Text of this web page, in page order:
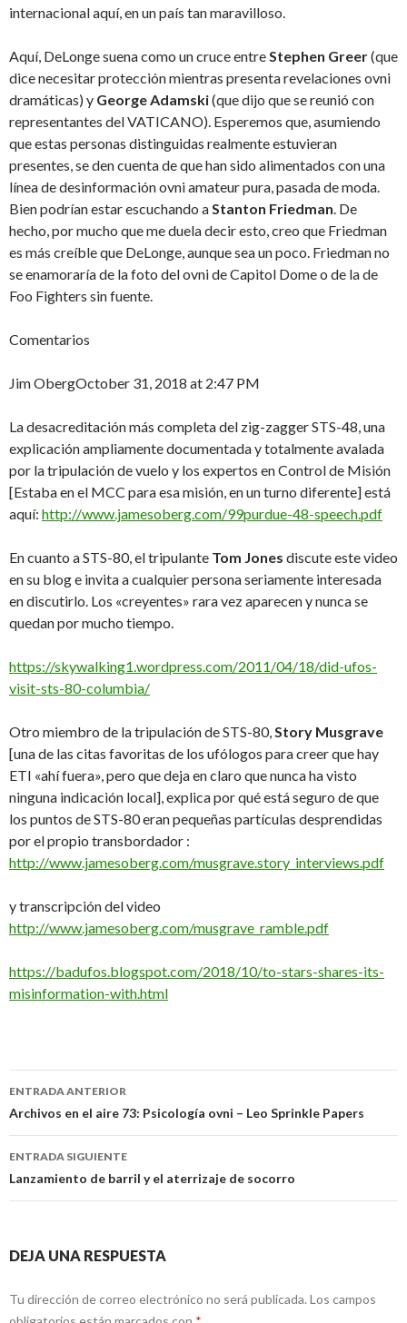
internacional aquí, en un país tan maravilloso.
Aquí, DeLonge suena como un cruce entreStephen Greer(que
dice necesitar protección mientras presenta revelaciones ovni
dramáticas) y George Adamski(que dijo que se reunió con
representantes del VATICANO). Esperemos que, asumiendo
que estas personas distinguidas realmente estuvieran
presentes, se den cuenta de que han sido alimentados con una
línea de desinformación ovni amateur pura, pasada de moda.
Bien podrían estar escuchando aStanton Friedman. De
hecho, por mucho que me duela decir esto, creo que Friedman
es más creíble que DeLonge, aunque sea un poco. Friedman no
se enamoraría de la foto del ovni de Capitol Dome o de la de
Foo Fighters sin fuente.
Comentarios
Jim ObergOctober 31, 2018 at 2:47 PM
La desacreditación más completa del zig-zagger STS-48, una
explicación ampliamente documentada y totalmente avalada
por la tripulación de vuelo y los expertos en Control de Misión
[Estaba en el MCC para esa misión, en un turno diferente] está
aquí: http://www.jamesoberg.com/99purdue-48-speech.pdf
En cuanto a STS-80, el tripulante Tom Jones discute este video
en su blog e invita a cualquier persona seriamente interesada
en discutirlo. Los «creyentes» rara vez aparecen y nunca se
quedan por mucho tiempo.
https://skywalking1.wordpress.com/2011/04/18/did-ufos-
visit-sts-80-columbia/
Otro miembro de la tripulación de STS-80,Story Musgrave
[una de las citas favoritas de los ufólogos para creer que hay
ETI «ahí fuera», pero que deja en claro que nunca ha visto
ninguna indicación local], explica por qué está seguro de que
los puntos de STS-80 eran pequeñas partículas desprendidas
por el propio transbordador :
http://www.jamesoberg.com/musgrave.story_interviews.pdf
y transcripción del video
http://www.jamesoberg.com/musgrave_ramble.pdf
https://badufos.blogspot.com/2018/10/to-stars-shares-its-
misinformation-with.html
Navegación
de
entradas
ENTRADA ANTERIOR
Archivos en el aire 73: Psicología ovni – Leo Sprinkle Papers
ENTRADA SIGUIENTE
Lanzamiento de barril y el aterrizaje de socorro
DEJA UNA RESPUESTA
Tu dirección de correo electrónico no será publicada. Los campos